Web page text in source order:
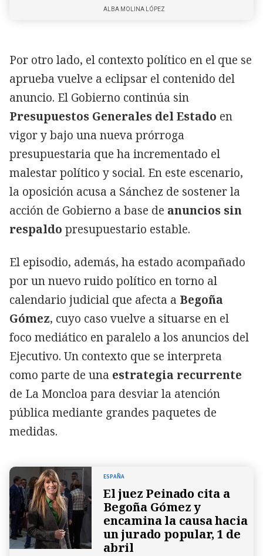
ALBA MOLINA LÓPEZ
Por otro lado, el contexto político en el que se
aprueba vuelve a eclipsar el contenido del
anuncio. El Gobierno continúa sin
Presupuestos Generales del Estado en
vigor y bajo una nueva prórroga
presupuestaria que ha incrementado el
malestar político y social. En este escenario,
la oposición acusa a Sánchez de sostener la
acción de Gobierno a base de anuncios sin
respaldo presupuestario estable.
El episodio, además, ha estado acompañado
por un nuevo ruido político en torno al
calendario judicial que afecta a Begoña
Gómez, cuyo caso vuelve a situarse en el
foco mediático en paralelo a los anuncios del
Ejecutivo. Un contexto que se interpreta
como parte de una estrategia recurrente
de La Moncloa para desviar la atención
pública mediante grandes paquetes de
medidas.
ESPAÑA
El juez Peinado cita a
Begoña Gómez y
encamina la causa hacia
un jurado popular, 1 de
abril